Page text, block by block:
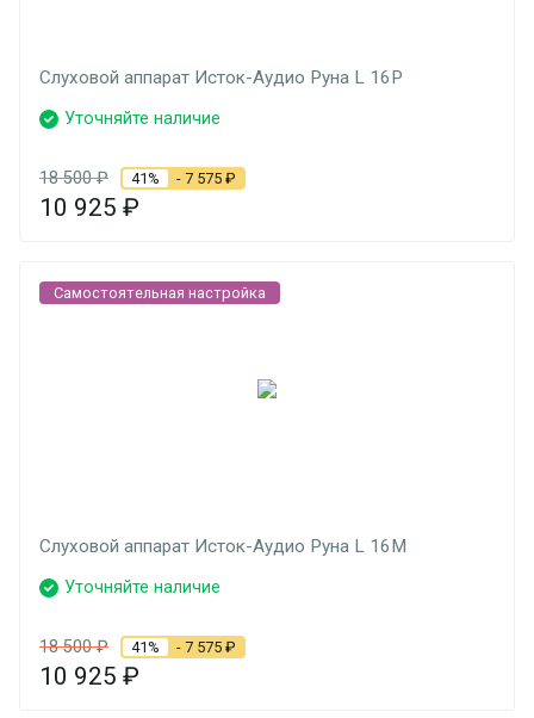
Слуховой аппарат Исток-Аудио Руна L 16P
Уточняйте наличие
18 500₽ 41% - 7 575 ₽
10 925 ₽
Слуховой аппарат Исток-Аудио Руна L 16M
Самостоятельная настройка
Уточняйте наличие
18 500₽ 41% - 7 575 ₽
10 925 ₽